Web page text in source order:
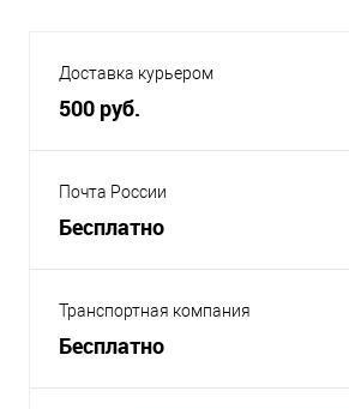
Доставка курьером
500 руб.
Почта России
Бесплатно
Транспортная компания
Бесплатно